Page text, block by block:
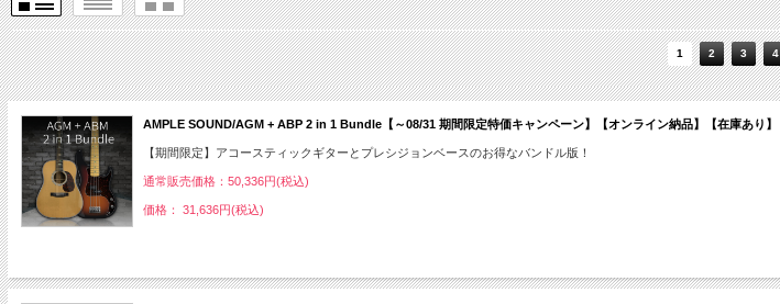
1 2 3 4
AMPLE SOUND/AGM + ABP 2 in 1 Bundle【～08/31 期間限定特価キャンペーン】【オンライン納品】【在庫あり】
【期間限定】アコースティックギターとプレシジョンベースのお得なバンドル版！
通常販売価格：50,336円(税込)
価格： 31,636円(税込)